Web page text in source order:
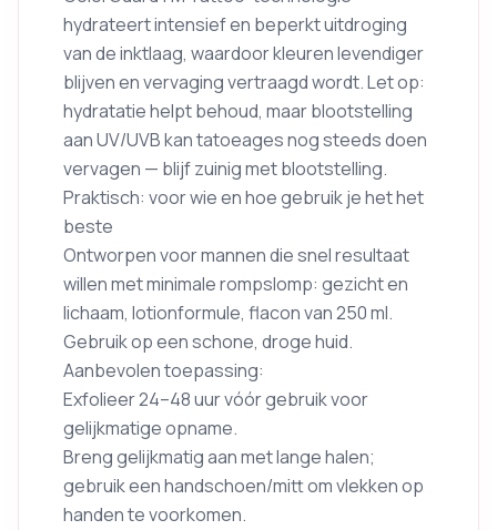
hydrateert intensief en beperkt uitdroging
van de inktlaag, waardoor kleuren levendiger
blijven en vervaging vertraagd wordt. Let op:
hydratatie helpt behoud, maar blootstelling
aan UV/UVB kan tatoeages nog steeds doen
vervagen — blijf zuinig met blootstelling.
Praktisch: voor wie en hoe gebruik je het het
beste
Ontworpen voor mannen die snel resultaat
willen met minimale rompslomp: gezicht en
lichaam, lotionformule, flacon van 250 ml.
Gebruik op een schone, droge huid.
Aanbevolen toepassing:
Exfolieer 24–48 uur vóór gebruik voor
gelijkmatige opname.
Breng gelijkmatig aan met lange halen;
gebruik een handschoen/mitt om vlekken op
handen te voorkomen.